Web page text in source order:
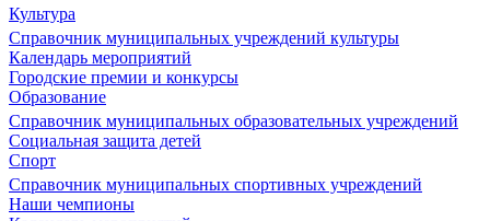
Культура
Справочник муниципальных учреждений культуры
Календарь мероприятий
Городские премии и конкурсы
Образование
Справочник муниципальных образовательных учреждений
Социальная защита детей
Спорт
Справочник муниципальных спортивных учреждений
Наши чемпионы